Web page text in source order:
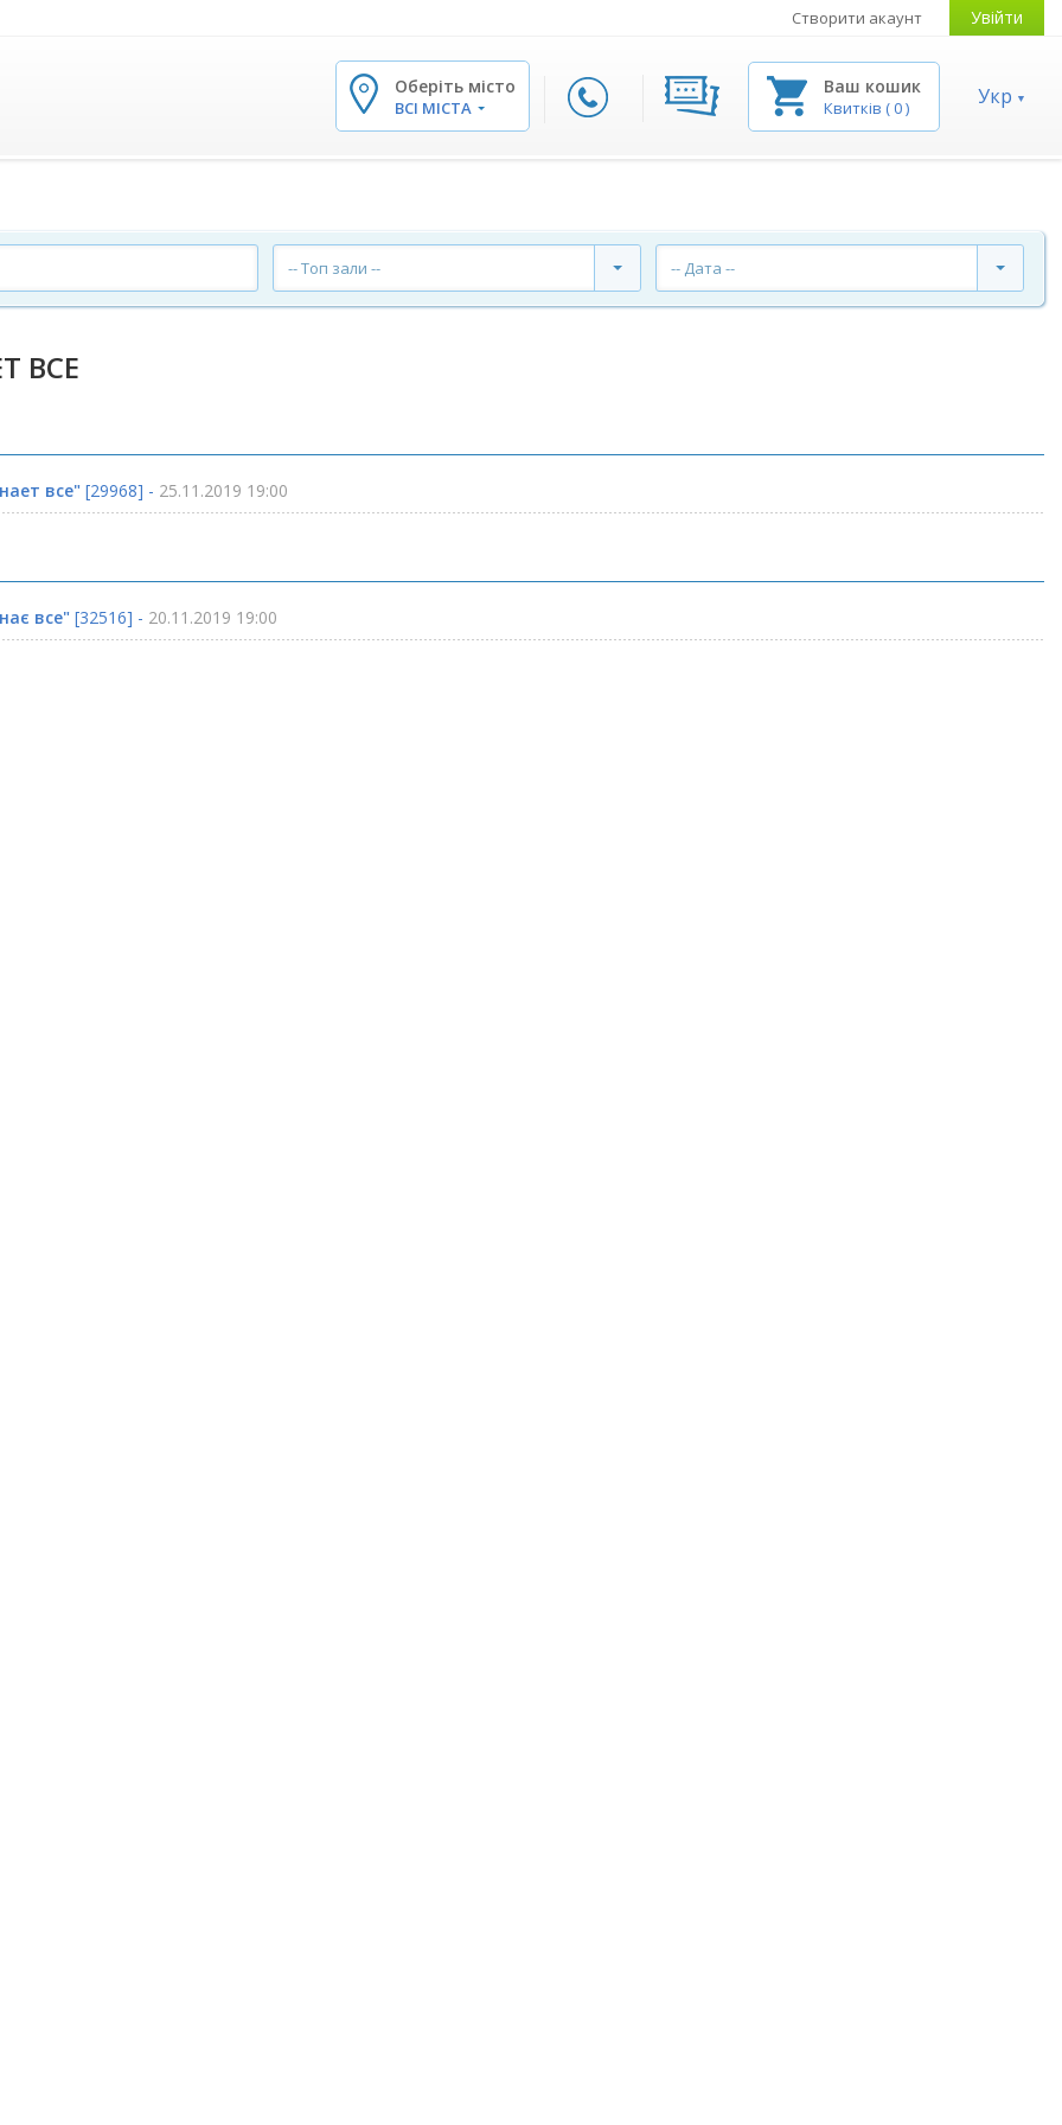
Створити акаунт Увійти
Оберіть місто
ВСІ МІСТА
Ваш кошик
Квитків (0) Укр
-- Топ зали -- -- Дата --
ВСЕ
все" [29968] - 25.11.2019 19:00
все" [32516] - 20.11.2019 19:00